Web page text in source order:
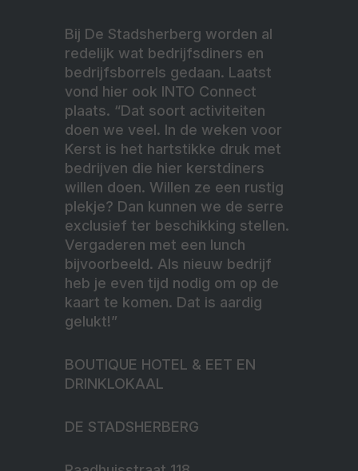
Bij De Stadsherberg worden al
redelijk wat bedrijfsdiners en
bedrijfsborrels gedaan. Laatst
vond hier ook INTO Connect
plaats. “Dat soort activiteiten
doen we veel. In de weken voor
Kerst is het hartstikke druk met
bedrijven die hier kerstdiners
willen doen. Willen ze een rustig
plekje? Dan kunnen we de serre
exclusief ter beschikking stellen.
Vergaderen met een lunch
bijvoorbeeld. Als nieuw bedrijf
heb je even tijd nodig om op de
kaart te komen. Dat is aardig
gelukt!”
BOUTIQUE HOTEL & EET EN
DRINKLOKAAL
DE STADSHERBERG